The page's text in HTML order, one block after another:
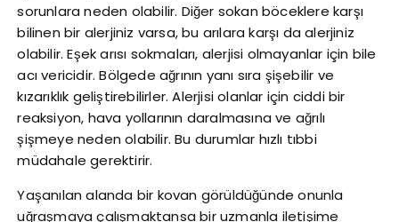
sorunlara neden olabilir. Diğer sokan böceklere karşı
bilinen bir alerjiniz varsa, bu arılara karşı da alerjiniz
olabilir. Eşek arısı sokmaları, alerjisi olmayanlar için bile
acı vericidir. Bölgede ağrının yanı sıra şişebilir ve
kızarıklık geliştirebilirler. Alerjisi olanlar için ciddi bir
reaksiyon, hava yollarının daralmasına ve ağrılı
şişmeye neden olabilir. Bu durumlar hızlı tıbbi
müdahale gerektirir.
Yaşanılan alanda bir kovan görüldüğünde onunla
uğraşmaya çalışmaktansa bir uzmanla iletişime